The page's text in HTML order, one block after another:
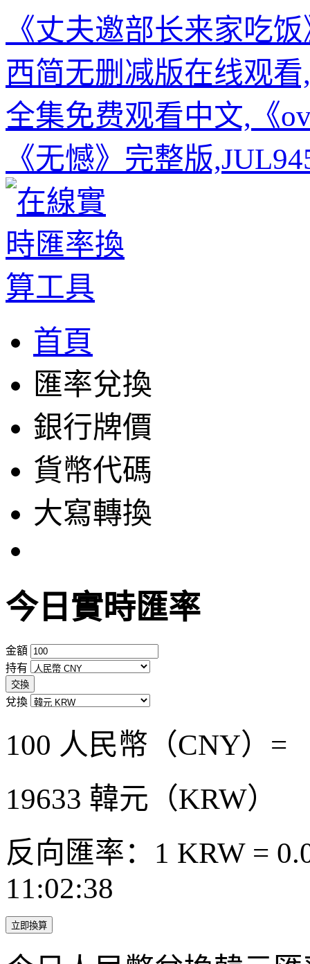
《丈夫邀部长来家吃
西简无删减版在线观
全集免费观看中文,《
《无憾》完整版
首頁
匯率兌換
銀行牌價
貨幣代碼
大寫轉換
今日實時匯率
金額
持有
交換
兌換
100 人民幣（CNY）=
19633 韓元（KRW）
反向匯率：1 KRW =
11:02:38
立即換算